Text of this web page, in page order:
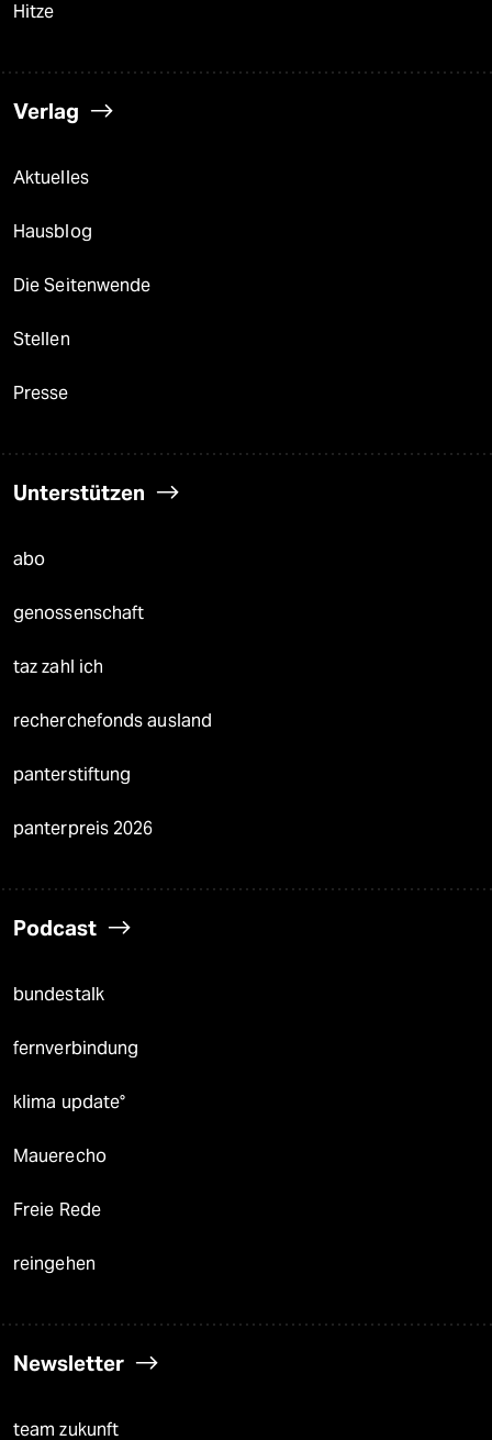
Hitze
Verlag
Aktuelles
Hausblog
Die Seitenwende
Stellen
Presse
Unterstützen
abo
genossenschaft
taz zahl ich
recherchefonds ausland
panterstiftung
panterpreis 2026
Podcast
bundestalk
fernverbindung
klima update°
Mauerecho
Freie Rede
reingehen
Newsletter
team zukunft